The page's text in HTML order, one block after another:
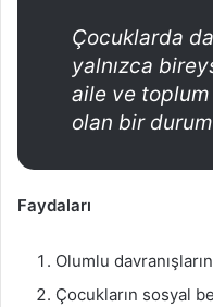
Çocuklarda
yalnızca
aile ve
olan bir
Faydaları
Olumlu
Çocukların sosyal